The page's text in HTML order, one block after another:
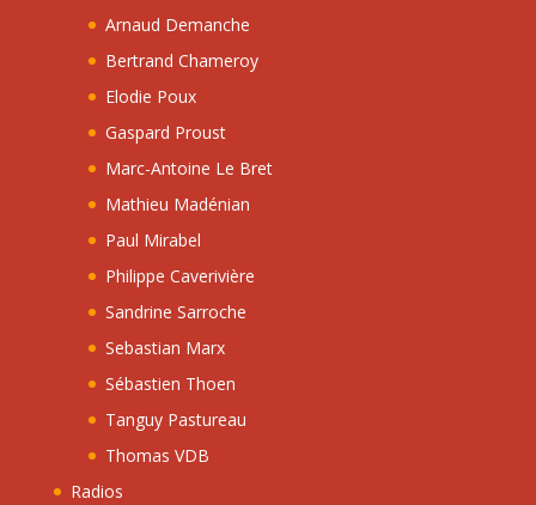
Arnaud Demanche
Bertrand Chameroy
Elodie Poux
Gaspard Proust
Marc-Antoine Le Bret
Mathieu Madénian
Paul Mirabel
Philippe Caverivière
Sandrine Sarroche
Sebastian Marx
Sébastien Thoen
Tanguy Pastureau
Thomas VDB
Radios